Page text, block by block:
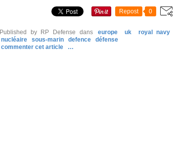
Repost 0
Published by RP Defense dans europe uk royal navy
nucléaire
sous-marin defence
défense
commenter cet article
…